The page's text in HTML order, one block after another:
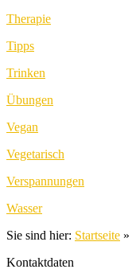
Therapie
Tipps
Trinken
Übungen
Vegan
Vegetarisch
Verspannungen
Wasser
Sie sind hier: Startseite »
Kontaktdaten